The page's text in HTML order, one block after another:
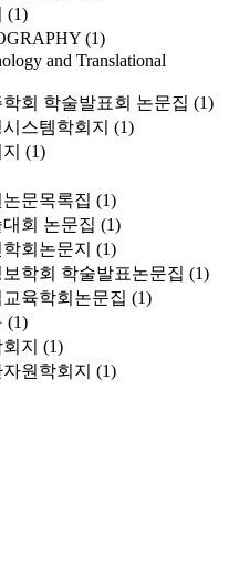
(1)
(1)
and Translational
회 학술발표회 논문집 (1)
스템학회지 (1)
(1)
문목록집 (1)
회 논문집 (1)
회논문지 (1)
학회 학술발표논문집 (1)
육학회논문집 (1)
(1)
지 (1)
원학회지 (1)